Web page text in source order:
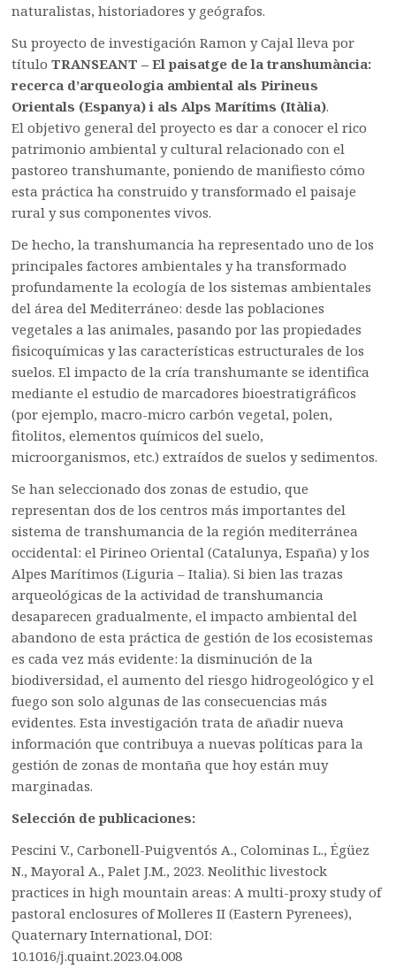
naturalistas, historiadores y geógrafos.
Su proyecto de investigación Ramon y Cajal lleva por
títuloTRANSEANT – El paisatge de la transhumància:
recerca d’arqueologia ambiental als Pirineus
Orientals (Espanya) i als Alps Marítims (Itàlia).
El objetivo general del proyecto es dar a conocer el rico
patrimonio ambiental y cultural relacionado con el
pastoreo transhumante, poniendo de manifiesto cómo
esta práctica ha construido y transformado el paisaje
rural y sus componentes vivos.
De hecho, la transhumancia ha representado uno de los
principales factores ambientales y ha transformado
profundamente la ecología de los sistemas ambientales
del área del Mediterráneo: desde las poblaciones
vegetales a las animales, pasando por las propiedades
fisicoquímicas y las características estructurales de los
suelos. El impacto de la cría transhumante se identifica
mediante el estudio de marcadores bioestratigráficos
(por ejemplo, macro-micro carbón vegetal, polen,
fitolitos, elementos químicos del suelo,
microorganismos, etc.) extraídos de suelos y sedimentos.
Se han seleccionado dos zonas de estudio, que
representan dos de los centros más importantes del
sistema de transhumancia de la región mediterránea
occidental: el Pirineo Oriental (Catalunya, España) y los
Alpes Marítimos (Liguria – Italia). Si bien las trazas
arqueológicas de la actividad de transhumancia
desaparecen gradualmente, el impacto ambiental del
abandono de esta práctica de gestión de los ecosistemas
es cada vez más evidente: la disminución de la
biodiversidad, el aumento del riesgo hidrogeológico y el
fuego son solo algunas de las consecuencias más
evidentes. Esta investigación trata de añadir nueva
información que contribuya a nuevas políticas para la
gestión de zonas de montaña que hoy están muy
marginadas.
Selección de publicaciones:
Pescini V., Carbonell-Puigventós A., Colominas L., Égüez
N., Mayoral A., Palet J.M., 2023. Neolithic livestock
practices in high mountain areas: A multi-proxy study of
pastoral enclosures of Molleres II (Eastern Pyrenees),
Quaternary International, DOI:
10.1016/j.quaint.2023.04.008